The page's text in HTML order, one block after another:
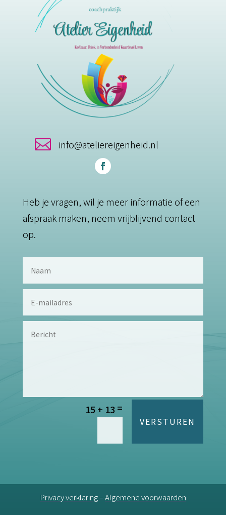
 info@ateliereigenheid.nl
Heb je vragen, wil je meer informatie of een
afspraak maken, neem vrijblijvend contact
op.
15 + 13 =
VERSTUREN
Privacy verklaring–Algemene voorwaarden